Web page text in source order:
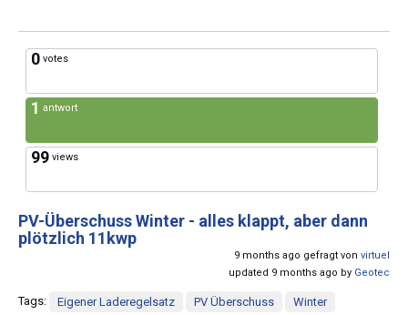
0 votes
1 antwort
99 views
PV-Überschuss Winter - alles klappt, aber dann
plötzlich 11kwp
9 months ago gefragt von virtuel
updated 9 months ago by Geotec
Tags: Eigener Laderegelsatz PV Überschuss
Winter